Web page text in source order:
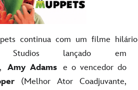
continua com um filme
Studios lançado em
,Amy Adamse o vencedor do
(Melhor Ator Coadjuvante,